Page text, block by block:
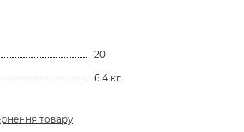
20
6.4 кг.
товару